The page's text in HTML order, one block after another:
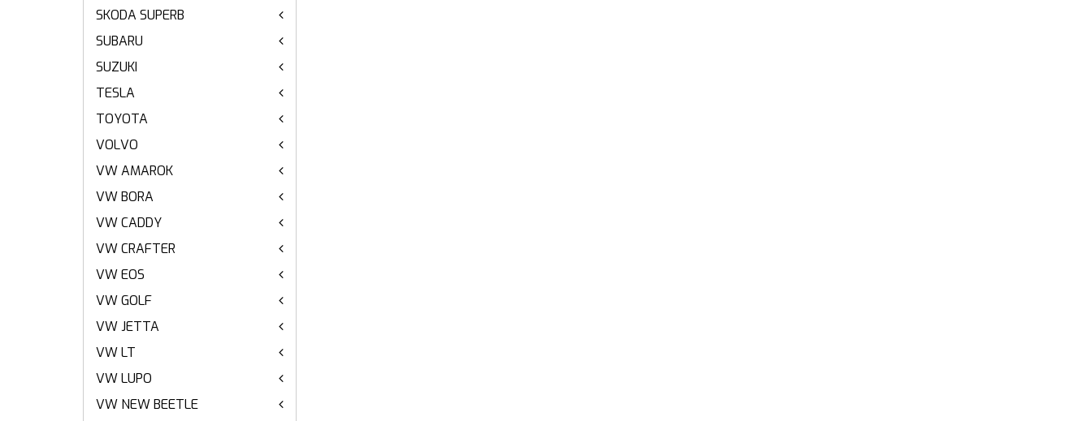
SKODA SUPERB
SUBARU
SUZUKI
TESLA
TOYOTA
VOLVO
VW AMAROK
VW BORA
VW CADDY
VW CRAFTER
VW EOS
VW GOLF
VW JETTA
VW LT
VW LUPO
VW NEW BEETLE